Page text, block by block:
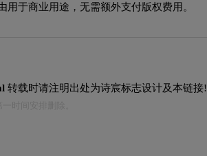
于商业用途，无需额外支付版权费用。
转载时请注明出处为诗宸标志设计及本链接!